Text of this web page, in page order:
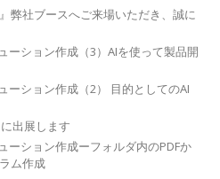
弊社ブースへご来場いただき、誠に
ーション作成（3）AIを使って製品開
ーション作成（2） 目的としてのAI
出展します
ーション作成ーフォルダ内のPDFか
ム作成